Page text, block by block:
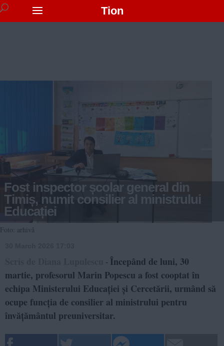
Tion
Fost inspector școlar general din
Timiș, numit consilier al ministrului
Educației
Foto: arhivă
- Începând de luni, 30
martie, profesorul Marin Popescu a fost cooptat în
echipa Ministerului Educației și Cercetării, urmând să
ocupe funcția de consilier al ministrului pentru
învățământul preuniversitar.